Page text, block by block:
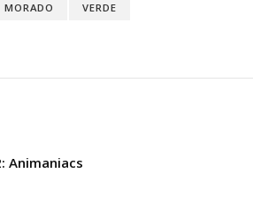
MORADO VERDE
Animaniacs